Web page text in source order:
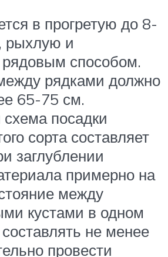
в прогретую до 8-
рыхлую и
способом.
рядками должно
65-75 см.
посадки
сорта составляет
заглублении
примерно на
между
кустами в одном
не менее
провести